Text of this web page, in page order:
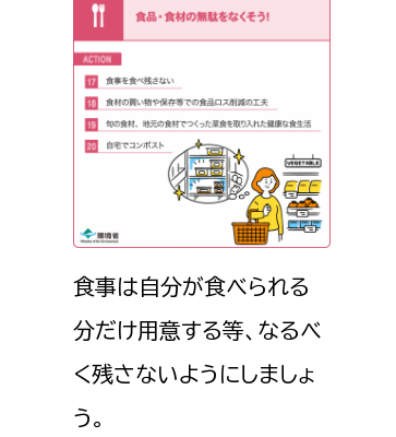
農業委員会事務局
食事は自分が食べられる
分だけ用意する等、なるべ
く残さないようにしましょ
う。